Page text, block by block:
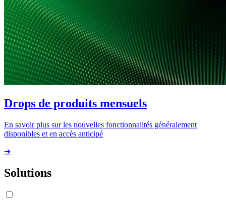
Drops de produits mensuels
En savoir plus sur les nouvelles fonctionnalités généralement
disponibles et en accès anticipé
➔
Solutions